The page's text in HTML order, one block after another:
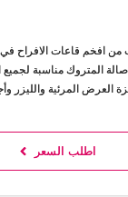
من افخم قاعات الافراح
المتروك مناسبة
العرض المرئية والليزر
اطلب السعر